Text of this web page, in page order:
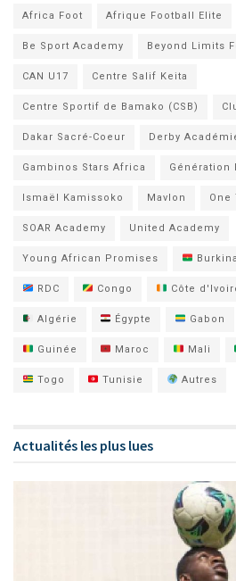
Africa Foot Afrique Football Elite
Be Sport Academy Beyond Limits
CAN U17 Centre Salif Keita
Centre Sportif de Bamako (CSB)
Dakar Sacré-Coeur Derby
Gambinos Stars Africa Génération
Ismaël Kamissoko Mavlon One
SOAR Academy United Academy
Young African Promises
RDC Congo Côte
Algérie Égypte Gabon
Guinée Maroc Mali
Togo Tunisie Autres
Actualités les plus lues